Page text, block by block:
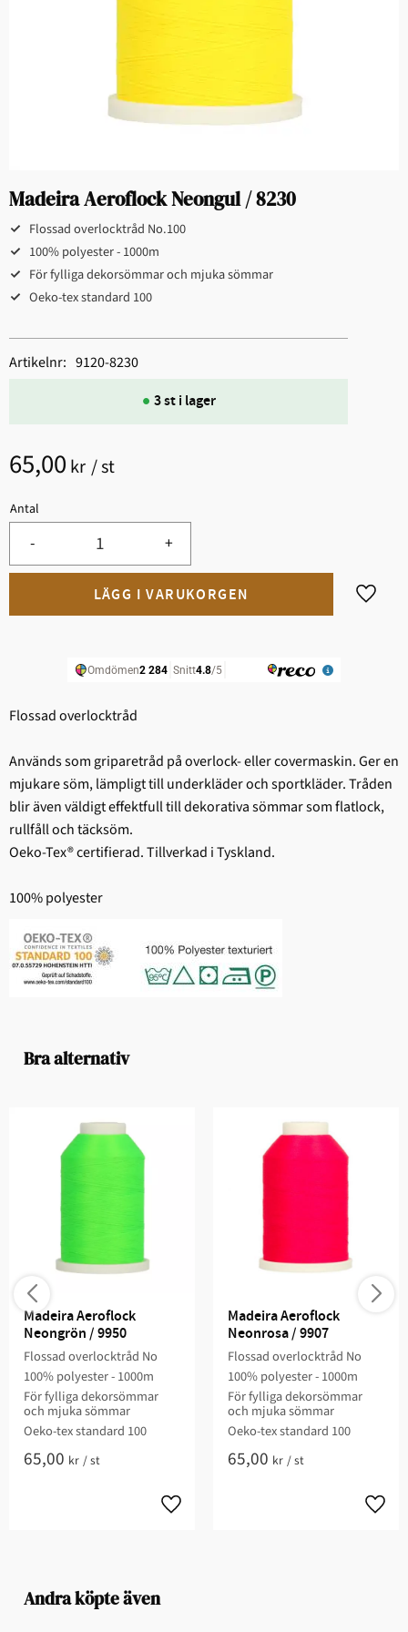
Madeira Aeroflock Neongul / 8230
Flossad overlocktråd No.100
100% polyester - 1000m
För fylliga dekorsömmar och mjuka sömmar
Oeko-tex standard 100
65,00 kr /st
Antal
+
-
Lägg
3 st i lager
Artikelnr 9120-8230
Flossad overlocktråd
Används som griparetråd på overlock- eller covermaskin. Ger en
mjukare söm, lämpligt till underkläder och sportkläder. Tråden
blir även väldigt effektfull till dekorativa sömmar som flatlock,
rullfåll och täcksöm.
Oeko-Tex® certifierad. Tillverkad i Tyskland.
100% polyester
Bra alternativ
Madeira Aeroflock
Neongrön / 9950
Flossad overlocktråd No
100% polyester - 1000m
För fylliga dekorsömmar
och mjuka sömmar
Oeko-tex standard 100
65,00 kr /st
Madeira Aeroflock
Neonrosa / 9907
Flossad overlocktråd No
100% polyester - 1000m
För fylliga dekorsömmar
och mjuka sömmar
Oeko-tex standard 100
65,00 kr /st
Andra köpte även